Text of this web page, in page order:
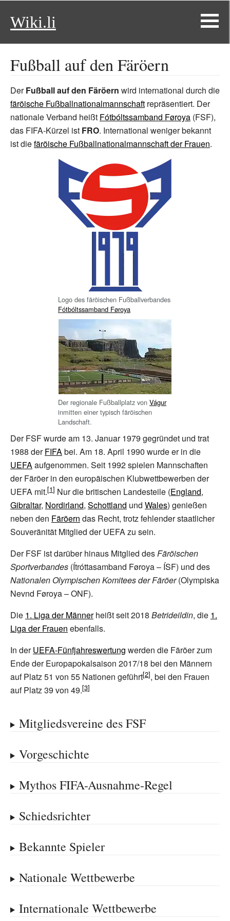
Wiki.li
Fußball auf den Färöern
DerFußball auf den Färöern wird international durch die
färöische Fußballnationalmannschaft repräsentiert. Der
nationale Verband heißt Fótbóltssamband Føroya (FSF),
das FIFA-Kürzel ist FRO. International weniger bekannt
ist diefäröische Fußballnationalmannschaft der Frauen.
Logo des färöischen Fußballverbandes
Fótbóltssamband Føroya
Der regionale Fußballplatz von Vágur
inmitten einer typisch färöischen
Landschaft.
Der FSF wurde am 13. Januar 1979 gegründet und trat
1988 derFIFAbei. Am 18. April 1990 wurde er in die
UEFAaufgenommen. Seit 1992 spielen Mannschaften
der Färöer in den europäischen Klubwettbewerben der
UEFA mit.
Nur die britischen Landesteile (England,
Gibraltar, Nordirland, Schottland und Wales) genießen
neben den Färöern das Recht, trotz fehlender staatlicher
Souveränität Mitglied der UEFA zu sein.
Der FSF ist darüber hinaus Mitglied desFäröischen
Sportverbandes (Ítróttasamband Føroya– ÍSF) und des
Nationalen Olympischen Komitees der Färöer(Olympiska
Nevnd Føroya– ONF).
Die 1. Liga der Männerheißt seit 2018 Betrideildin, die 1.
Liga der Frauen ebenfalls.
In derUEFA-Fünfjahreswertung werden die Färöer zum
Ende der Europapokalsaison 2017/18 bei den Männern
auf Platz 51 von 55 Nationen geführt
, bei den Frauen
auf Platz 39 von 49.
Mitgliedsvereine des FSF
Vorgeschichte
Mythos FIFA-Ausnahme-Regel
Schiedsrichter
Bekannte Spieler
Nationale Wettbewerbe
Internationale Wettbewerbe